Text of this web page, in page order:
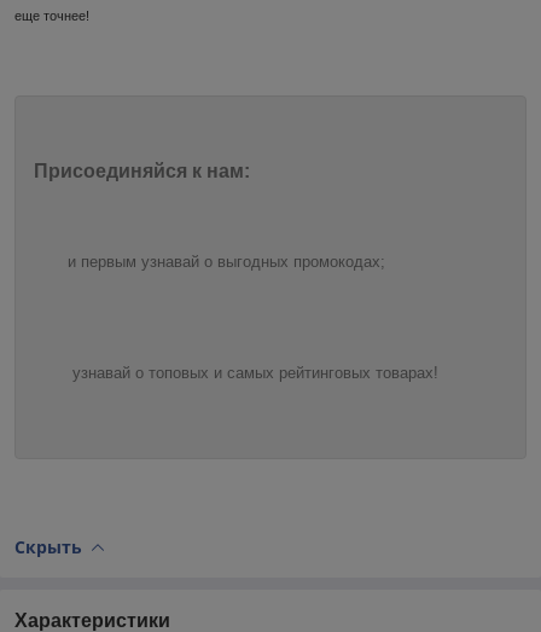
еще точнее!
Присоединяйся к нам:
и первым узнавай о выгодных промокодах;
узнавай о топовых и самых рейтинговых товарах!
Скрыть
Характеристики